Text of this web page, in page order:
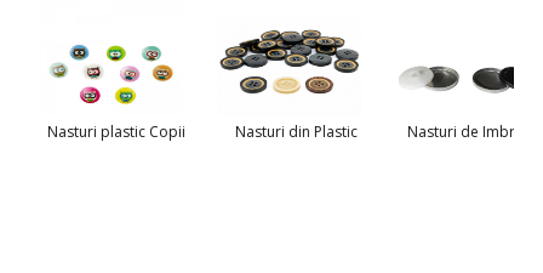
Nasturi plastic Copii Nasturi din Plastic Nasturi de Imbracat